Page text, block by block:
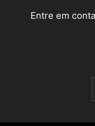
Entre em